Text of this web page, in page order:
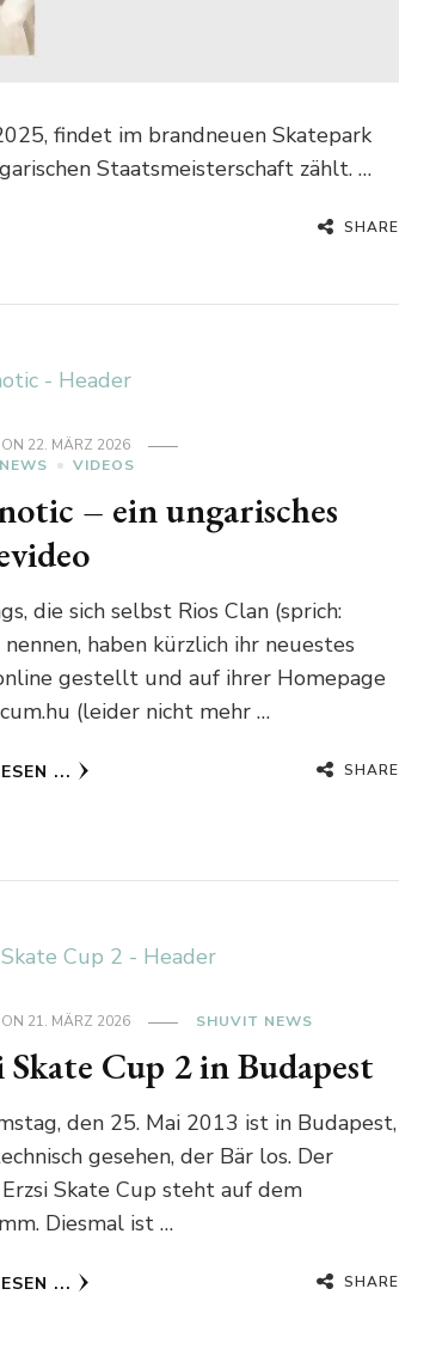
findet im brandneuen Skatepark
Staatsmeisterschaft zählt. …
SHARE
22. MÄRZ 2026
VIDEOS
– ein ungarisches
die sich selbst Rios Clan (sprich:
nennen, haben kürzlich ihr neuestes
gestellt und auf ihrer Homepage
(leider nicht mehr …
... SHARE
21. MÄRZ 2026 SHUVIT NEWS
Skate Cup 2 in Budapest
den 25. Mai 2013 ist in Budapest,
gesehen, der Bär los. Der
Skate Cup steht auf dem
Diesmal ist …
... SHARE